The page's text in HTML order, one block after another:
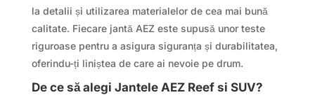
la detalii și utilizarea materialelor de cea mai bună
calitate. Fiecare jantă AEZ este supusă unor teste
riguroase pentru a asigura siguranța și durabilitatea,
oferindu-ți liniștea de care ai nevoie pe drum.
De ce să alegi Jantele AEZ Reef si SUV?